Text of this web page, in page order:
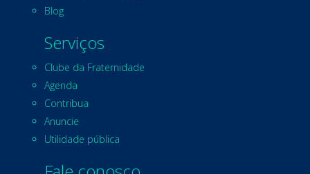
Blog
Serviços
Clube da Fraternidade
Agenda
Contribua
Anuncie
Utilidade pública